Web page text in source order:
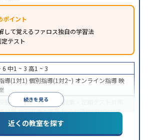
ポイント
して覚えるファロス独自の学習法
テスト
続きを見る
6 中1 ~ 3 高1 ~ 3
導(1対1) 個別指導(1対2~) オンライン指導映
験 高校受験大学受験
授業・定期テスト対策
対策学習習慣の定着総合型選抜(旧AO)対策
試対策 学校別特化対策
近くの教室を探す